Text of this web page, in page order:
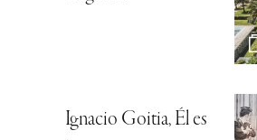
Ignacio Goitia, Él es